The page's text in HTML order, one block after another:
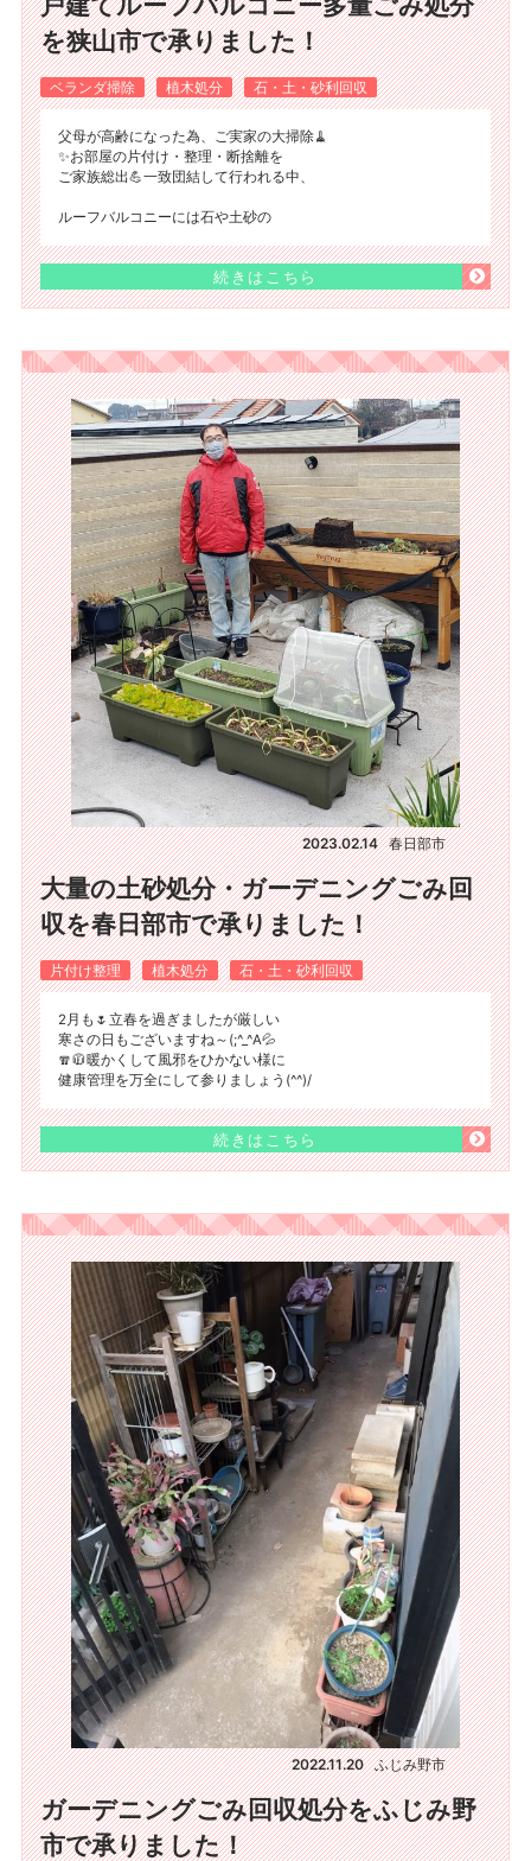
を狭山市で承りました！
ベランダ掃除 植木処分 石・土・砂利回収
父母が高齢になった為、ご実家の大掃除🧹
✨お部屋の片付け・整理・断捨離を
ご家族総出💪一致団結して行われる中、
ルーフバルコニーには石や土砂の
続きはこちら
2023.02.14 春日部市
大量の土砂処分・ガーデニングごみ回
収を春日部市で承りました！
片付け整理 植木処分 石・土・砂利回収
2月も🌷立春を過ぎましたが厳しい
寒さの日もございますね～(;^_^A💦
🧣🧥暖かくして風邪をひかない様に
健康管理を万全にして参りましょう(^^)/
続きはこちら
2022.11.20 ふじみ野市
ガーデニングごみ回収処分をふじみ野
市で承りました！